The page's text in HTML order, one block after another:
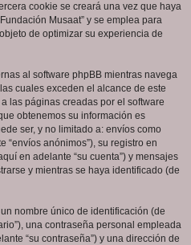
cookie se creará una vez que haya
Musaat” y se emplea para
de optimizar su experiencia de
al software phpBB mientras navega
cuales exceden el alcance de este
las páginas creadas por el software
obtenemos su información es
ser, y no limitado a: envíos como
“envíos anónimos”), su registro en
en adelante “su cuenta”) y mensajes
y mientras se haya identificado (de
nombre único de identificación (de
una contraseña personal empleada
“su contraseña”) y una dirección de